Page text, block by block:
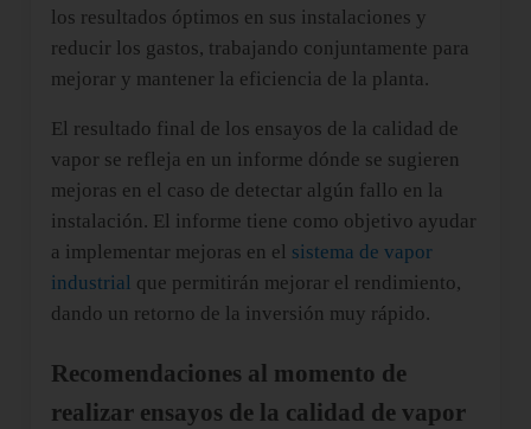
los resultados óptimos en sus instalaciones y
reducir los gastos, trabajando conjuntamente para
mejorar y mantener la eficiencia de la planta.
El resultado final de los ensayos de la calidad de
vapor se refleja en un informe dónde se sugieren
mejoras en el caso de detectar algún fallo en la
instalación. El informe tiene como objetivo ayudar
a implementar mejoras en el sistema de vapor
industrial que permitirán mejorar el rendimiento,
dando un retorno de la inversión muy rápido.
Recomendaciones al momento de
realizar ensayos de la calidad de vapor